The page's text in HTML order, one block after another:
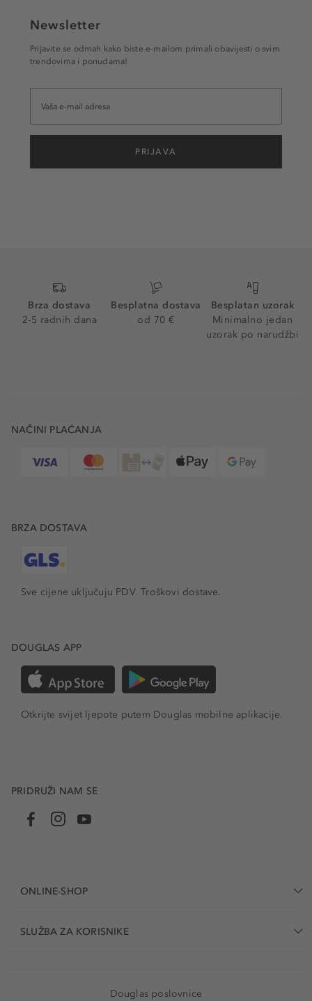
Newsletter
Prijavite se odmah kako biste e-mailom primali obavijesti o svim
trendovima i ponudama!
PRIJAVA
Brza dostava
2-5 radnih dana
Besplatna dostava
od 70 €
Besplatan uzorak
Minimalno jedan
uzorak po narudžbi
NAČINI PLAĆANJA
BRZA DOSTAVA
Sve cijene uključuju PDV.Troškovi dostave.
DOUGLAS APP
Otkrijte svijet ljepote putem Douglas mobilne aplikacije.
PRIDRUŽI NAM SE
ONLINE-SHOP
SLUŽBA ZA KORISNIKE
Douglas poslovnice